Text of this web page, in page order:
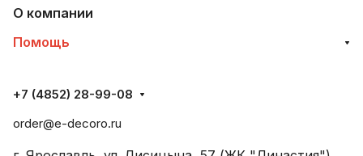
О компании
Помощь
+7 (4852) 28-99-08
order@e-decoro.ru